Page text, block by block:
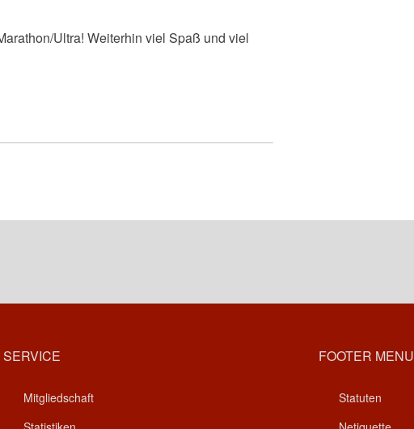
Ultra! Weiterhin viel Spaß und viel
SERVICE
Mitgliedschaft
FOOTER MENU
Statuten